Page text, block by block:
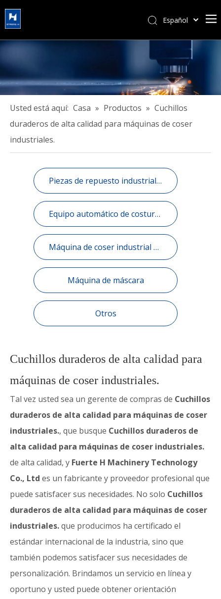
Español
Türk dili
Tiếng Việt
한국어
Português
Pусский
Usted está aquí: Casa » Productos » Cuchillos
duraderos de alta calidad para máquinas de coser
industriales.
Piezas de repuesto industrial de costura e informatizados.
Equipo automático de costura industrial
Máquina de coser industrial dispositivo automático.
Máquina de máscara
Otros
Cuchillos duraderos de alta calidad para
máquinas de coser industriales.
Tal vez usted sea un gerente de compras de Cuchillos
duraderos de alta calidad para máquinas de coser
industriales., que busque Cuchillos duraderos de
alta calidad para máquinas de coser industriales.
de alta calidad, y Fuerte H Machinery Technology
Co., Ltd es un fabricante y proveedor profesional que
puede satisfacer sus necesidades. No solo Cuchillos
duraderos de alta calidad para máquinas de coser
industriales.que producimos ha certificado el
estándar internacional de la industria, sino que
también podemos satisfacer sus necesidades de
personalización. Brindamos un servicio en línea y
oportuno y usted puede obtener orientación